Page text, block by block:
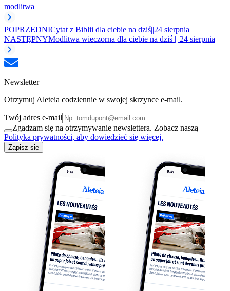
modlitwa
POPRZEDNICytat z Biblii dla ciebie na dziś||24 sierpnia
NASTĘPNYModlitwa wieczorna dla ciebie na dziś || 24 sierpnia
Newsletter
Otrzymuj Aleteia codziennie w swojej skrzynce e-mail.
Twój adres e-mail
Zgadzam się na otrzymywanie newslettera. Zobacz naszą
Polityka prywatności, aby dowiedzieć się więcej.
Zapisz się